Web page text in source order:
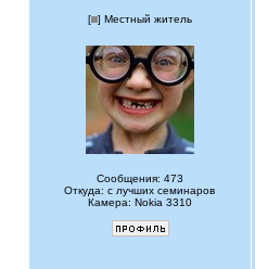
[ ] Местный житель
Сообщения: 473
Откуда: с лучших семинаров
Камера: Nokia 3310